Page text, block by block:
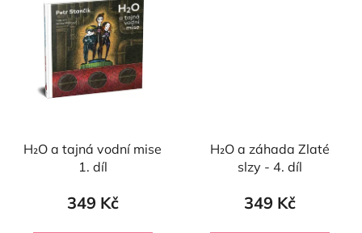
H₂O a tajná vodní mise
1. díl
349 Kč
H₂O a záhada Zlaté
slzy - 4. díl
349 Kč